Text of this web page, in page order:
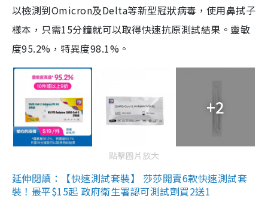
以檢測到Omicron及Delta等新型冠狀病毒，使用鼻拭子
樣本，只需15分鐘就可以取得快速抗原測試結果。靈敏
度95.2%，特異度98.1%。
+2
點擊圖片放大
延伸閱讀：【快速測試套裝】 莎莎開賣6款快速測試套
裝！最平$15起 政府衛生署認可測試劑買2送1